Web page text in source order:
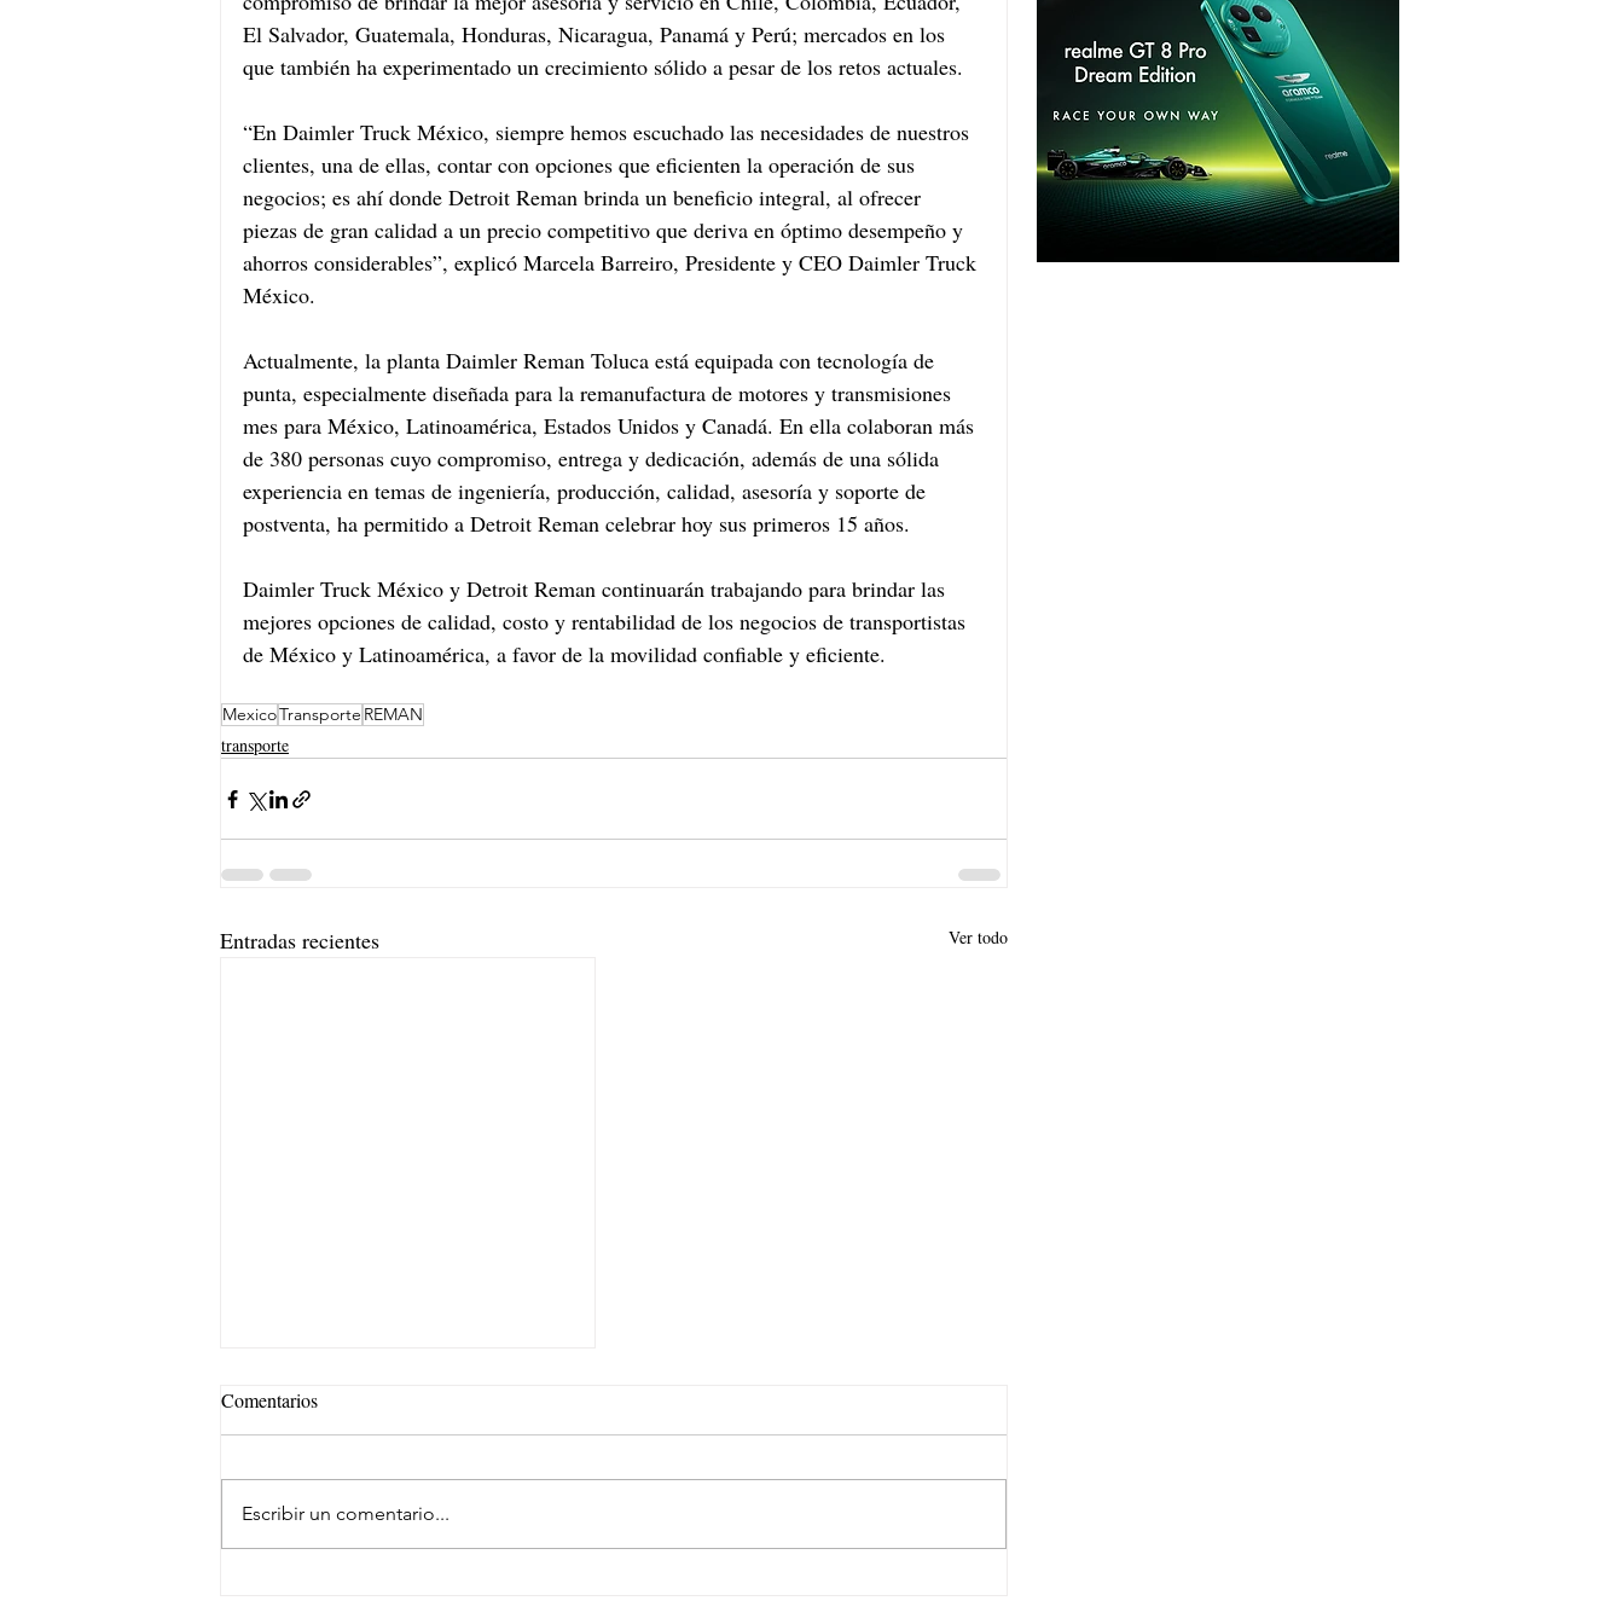
El Salvador, Guatemala, Honduras, Nicaragua, Panamá y Perú; mercados en los
que también ha experimentado un crecimiento sólido a pesar de los retos actuales.
“En Daimler Truck México, siempre hemos escuchado las necesidades de nuestros
clientes, una de ellas, contar con opciones que eficienten la operación de sus
negocios; es ahí donde Detroit Reman brinda un beneficio integral, al ofrecer
piezas de gran calidad a un precio competitivo que deriva en óptimo desempeño y
ahorros considerables”, explicó Marcela Barreiro, Presidente y CEO Daimler Truck
México.
Actualmente, la planta Daimler Reman Toluca está equipada con tecnología de
punta, especialmente diseñada para la remanufactura de motores y transmisiones
mes para México, Latinoamérica, Estados Unidos y Canadá. En ella colaboran más
de 380 personas cuyo compromiso, entrega y dedicación, además de una sólida
experiencia en temas de ingeniería, producción, calidad, asesoría y soporte de
postventa, ha permitido a Detroit Reman celebrar hoy sus primeros 15 años.
Daimler Truck México y Detroit Reman continuarán trabajando para brindar las
mejores opciones de calidad, costo y rentabilidad de los negocios de transportistas
de México y Latinoamérica, a favor de la movilidad confiable y eficiente.
MexicoTransporte REMAN
transporte
Entradas recientes Ver todo
Comentarios
Escribir un comentario...